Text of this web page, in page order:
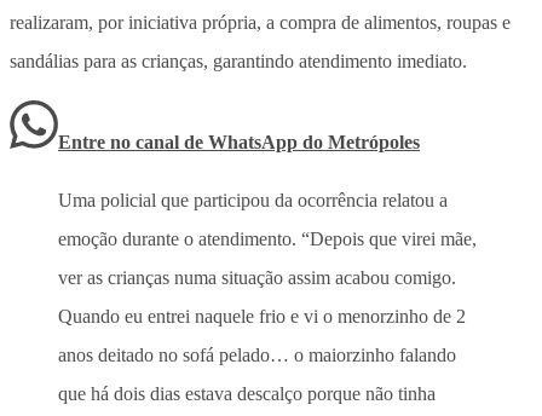
realizaram, por iniciativa própria, a compra de alimentos, roupas e
sandálias para as crianças, garantindo atendimento imediato.
Entre no canal de WhatsApp do Metrópoles
Uma policial que participou da ocorrência relatou a
emoção durante o atendimento. “Depois que virei mãe,
ver as crianças numa situação assim acabou comigo.
Quando eu entrei naquele frio e vi o menorzinho de 2
anos deitado no sofá pelado… o maiorzinho falando
que há dois dias estava descalço porque não tinha